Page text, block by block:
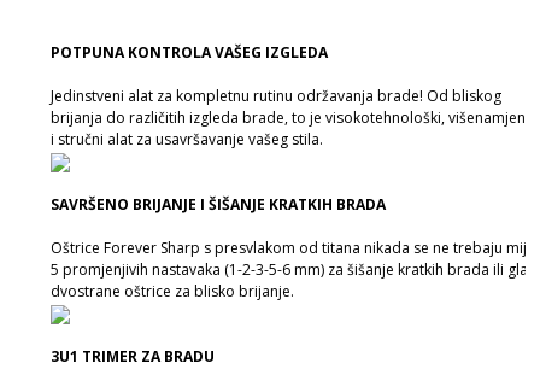
POTPUNA KONTROLA VAŠEG IZGLEDA
Jedinstveni alat za kompletnu rutinu održavanja brade! Od bliskog
brijanja do različitih izgleda brade, to je visokotehnološki,
i stručni alat za usavršavanje vašeg stila.
SAVRŠENO BRIJANJE I ŠIŠANJE KRATKIH BRADA
Oštrice Forever Sharp s presvlakom od titana nikada se ne trebaju
5 promjenjivih nastavaka (1-2-3-5-6 mm) za šišanje kratkih brada ili
dvostrane oštrice za blisko brijanje.
3U1 TRIMER ZA BRADU